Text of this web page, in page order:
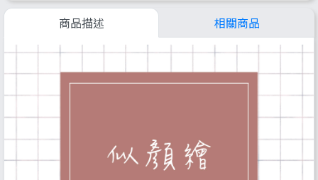
商品描述 相關商品